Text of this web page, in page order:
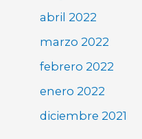
abril 2022
marzo 2022
febrero 2022
enero 2022
diciembre 2021